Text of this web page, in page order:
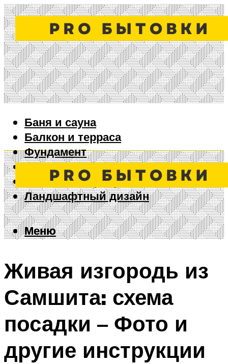
Баня и сауна
Балкон и терраса
Фундамент
Ворота и забор
Дизайн интерьера
Ландшафтный дизайн
Меню
Меню
Живая изгородь из
Самшита: схема
посадки – Фото и
другие инструкции